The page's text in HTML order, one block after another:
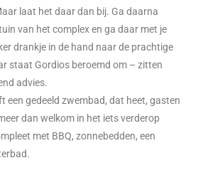
laat het daar dan bij. Ga daarna
van het complex en ga daar met je
drankje in de hand naar de prachtige
staat Gordios beroemd om – zitten
advies.
een gedeeld zwembad, dat heet, gasten
dan welkom in het iets verderop
met BBQ, zonnebedden, een